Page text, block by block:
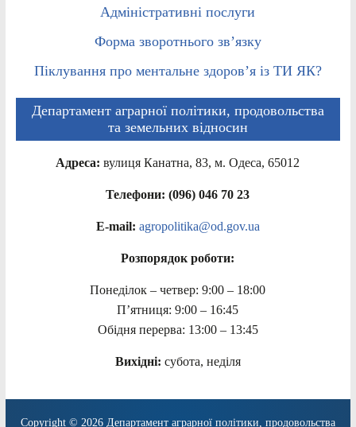
Адміністративні послуги
Форма зворотнього зв’язку
Піклування про ментальне здоров’я із ТИ ЯК?
Департамент аграрної політики, продовольства
та земельних відносин
Адреса: вулиця Канатна, 83, м. Одеса, 65012
Телефони: (096) 046 70 23
E-mail: agropolitika@od.gov.ua
Розпорядок роботи:
Понеділок – четвер: 9:00 – 18:00
П’ятниця: 9:00 – 16:45
Обідня перерва: 13:00 – 13:45
Вихідні: субота, неділя
Copyright © 2026 Департамент аграрної політики, продовольства